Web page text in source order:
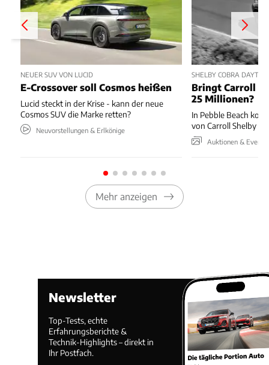
NEUER SUV VON LUCID
E-Crossover soll Cosmos heißen
Lucid steckt in der Krise - kann der neue
Cosmos SUV die Marke retten?
Neuvorstellungen & Erlkönige
SHELBY COBRA
Bringt Carroll
25 Millionen?
In Pebble Beach
von Carroll Shelby
Auktionen & Events
Mehr anzeigen
Newsletter
Top-Tests, echte
Erfahrungsberichte &
Technik-Highlights – direkt in
Ihr Postfach.